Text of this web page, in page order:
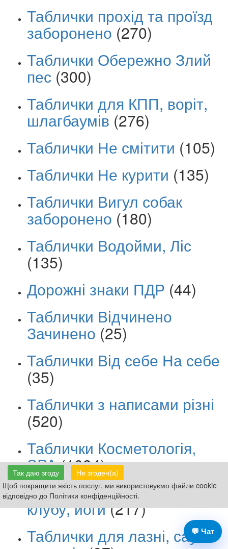
Так даю згоду
Не згоден(а)
Щоб покращити якість послуг, ми використовуємо файли cookie
відповідно до Політики конфіденційності.
Таблички прохід та проїзд
заборонено (270)
Таблички Обережно Злий
пес (300)
Таблички для КПП, воріт,
шлагбаумів (276)
Таблички Не смітити (105)
Таблички Не курити (135)
Таблички Вигул собак
заборонено (180)
Таблички Водойми, Ліс
(135)
Дорожні знаки ПДР (44)
Таблички Відчинено
Зачинено (25)
Таблички Від себе На себе
(35)
Таблички з написами різні
(520)
Таблички Косметологія,
SPA(1094)
Таблички для фітнес
клубу, йоги(217)
Таблички для лазні, сауни
💬 Чат